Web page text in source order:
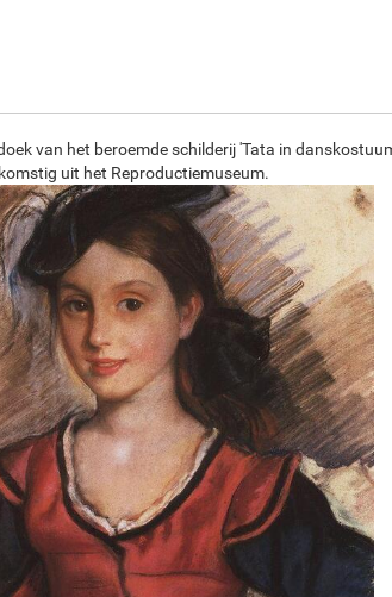
van het beroemde schilderij 'Tata in
uit het Reproductiemuseum.